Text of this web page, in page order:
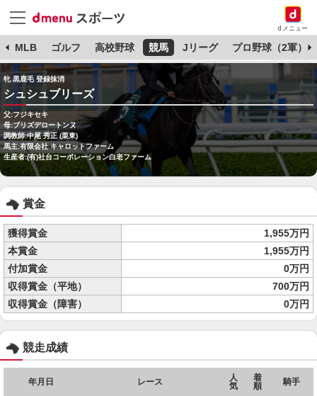
dメニュー
MLB ゴルフ 高校野球 競馬 Jリーグ プロ野球（2軍）
牝 黒鹿毛 登録抹消
シュシュブリーズ
父:フジキセキ
母:ブリズデロートンヌ
調教師:中尾 秀正 (栗東)
馬主:有限会社 キャロットファーム
生産者:(有)社台コーポレーション白老ファーム
賞金
獲得賞金
1,955万円
本賞金
1,955万円
付加賞金
0万円
収得賞金（平地）
700万円
収得賞金（障害）
0万円
競走成績
年月日 レース
人
気
着
順
騎手